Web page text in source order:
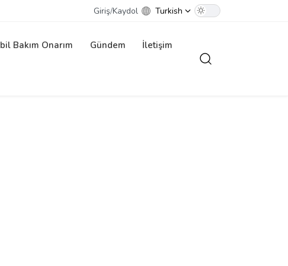
Giriş/Kaydol Turkish
Bakım Onarım Gündem İletişim